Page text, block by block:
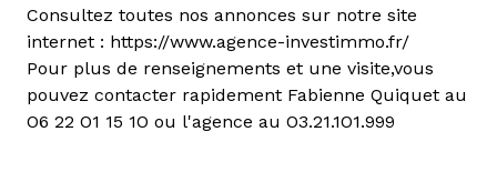
Consultez toutes nos annonces sur notre site
internet : https://www.agence-investimmo.fr/
Pour plus de renseignements et une visite,vous
pouvez contacter rapidement Fabienne Quiquet au
O6 22 O1 15 1O ou l'agence au O3.21.1O1.999